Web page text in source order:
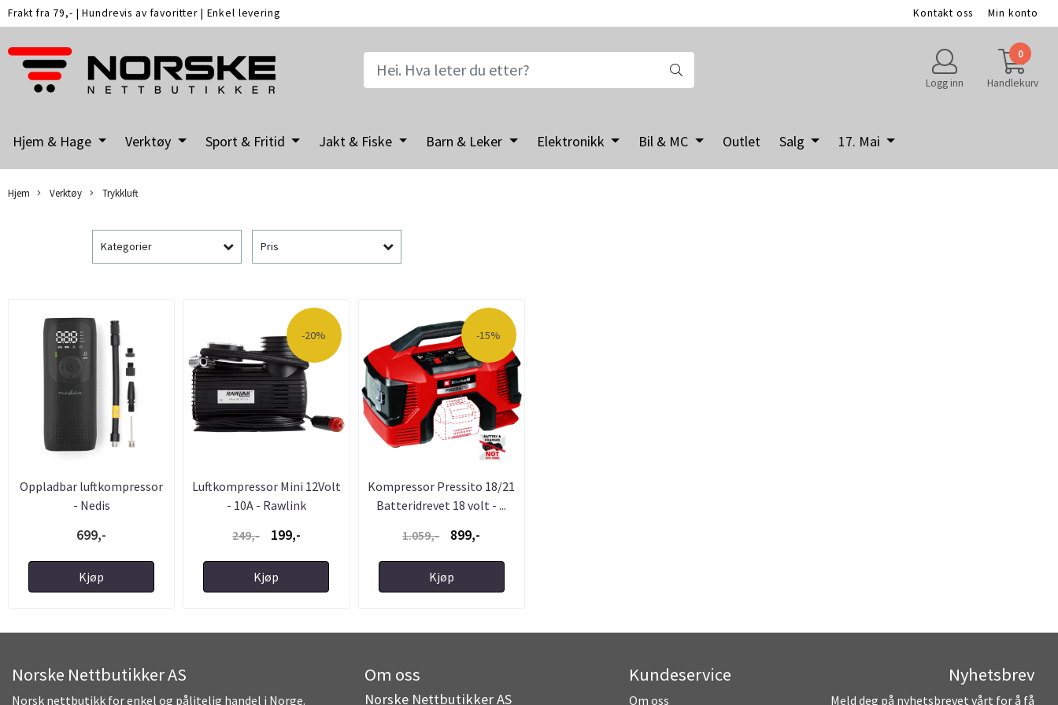
Frakt fra 79,- |Hundrevis av favoritter | Enkel levering Kontakt oss Min konto
Logg inn
0
Handlekurv
Hjem & Hage Verktøy Sport & Fritid Jakt & Fiske Barn & Leker Elektronikk Bil & MC Outlet Salg 17. Mai
Hjem Verktøy Trykkluft
Kategorier Pris
Oppladbar luftkompressor
- Nedis
699,-
Kjøp
-20%
Luftkompressor Mini 12Volt
- 10A - Rawlink
249,-
199,-
Kjøp
-15%
Kompressor Pressito 18/21
Batteridrevet 18 volt - ...
1.059,-
899,-
Kjøp
Norske Nettbutikker AS
Norsk nettbutikk for enkel og pålitelig handel i Norge.
Om oss
Norske Nettbutikker AS
Kundeservice
Om oss
Nyhetsbrev
Meld deg på nyhetsbrevet vårt for å få